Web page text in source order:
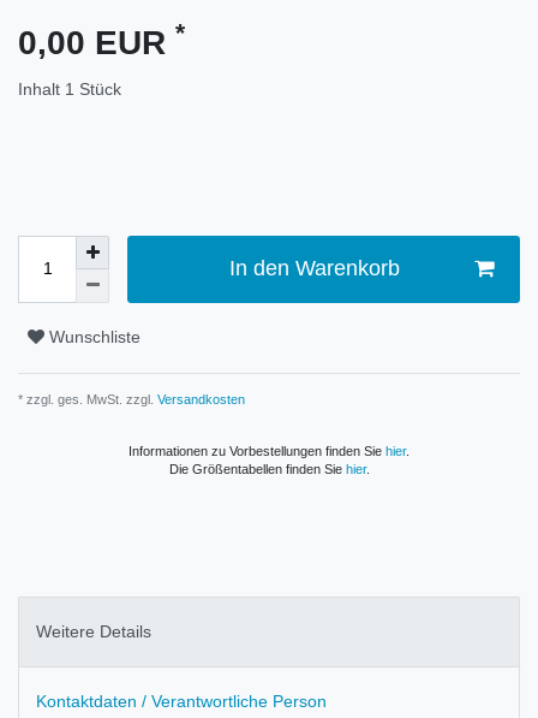
0,00 EUR *
Inhalt 1 Stück
In den Warenkorb
Wunschliste
* zzgl. ges. MwSt. zzgl. Versandkosten
Informationen zu Vorbestellungen finden Sie hier.
Die Größentabellen finden Sie hier.
Weitere Details
Kontaktdaten / Verantwortliche Person